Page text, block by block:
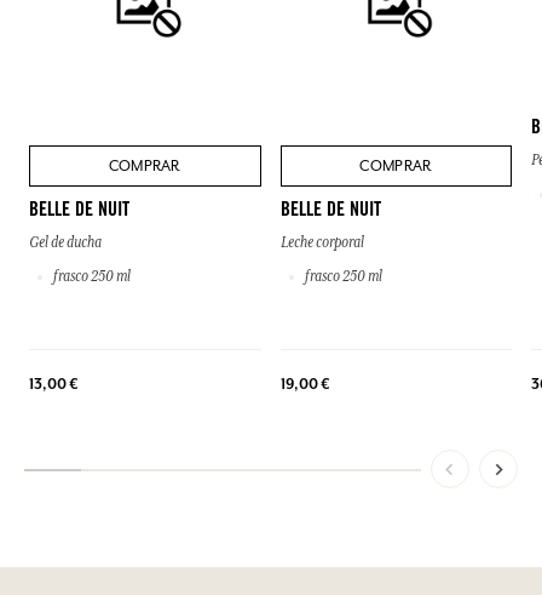
COMPRAR
BELLE DE NUIT
Gel de ducha
frasco 250 ml
13,00 €
COMPRAR
BELLE DE NUIT
Leche corporal
frasco 250 ml
19,00 €